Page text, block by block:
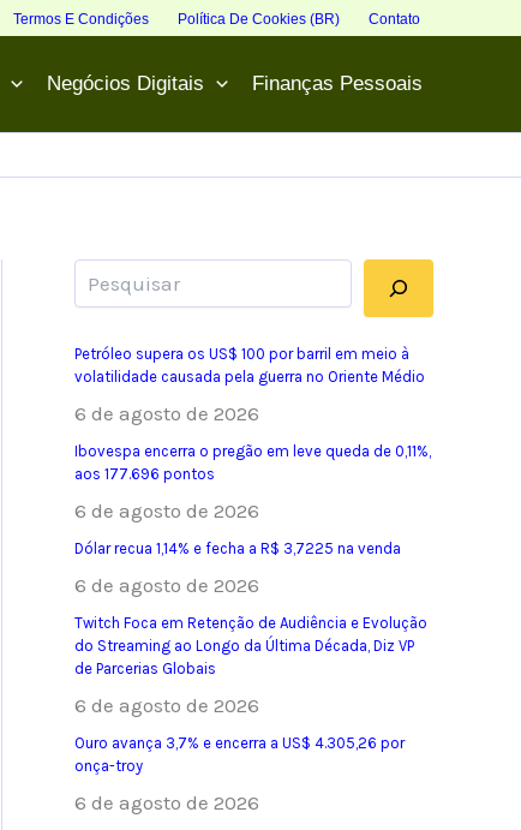
Termos E Condições Política De Cookies (BR) Contato
Negócios Digitais Finanças Pessoais
Petróleo supera os US$ 100 por barril em meio à
volatilidade causada pela guerra no Oriente Médio
6 de agosto de 2026
Ibovespa encerra o pregão em leve queda de 0,11%,
aos 177.696 pontos
6 de agosto de 2026
Dólar recua 1,14% e fecha a R$ 3,7225 na venda
6 de agosto de 2026
Twitch Foca em Retenção de Audiência e Evolução
do Streaming ao Longo da Última Década, Diz VP
de Parcerias Globais
6 de agosto de 2026
Ouro avança 3,7% e encerra a US$ 4.305,26 por
onça-troy
6 de agosto de 2026